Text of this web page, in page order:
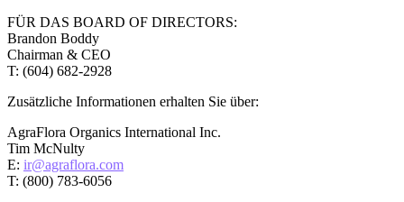
FÜR DAS BOARD OF DIRECTORS:
Brandon Boddy
Chairman & CEO
T: (604) 682-2928
Zusätzliche Informationen erhalten Sie über:
AgraFlora Organics International Inc.
Tim McNulty
E: ir@agraflora.com
T: (800) 783-6056